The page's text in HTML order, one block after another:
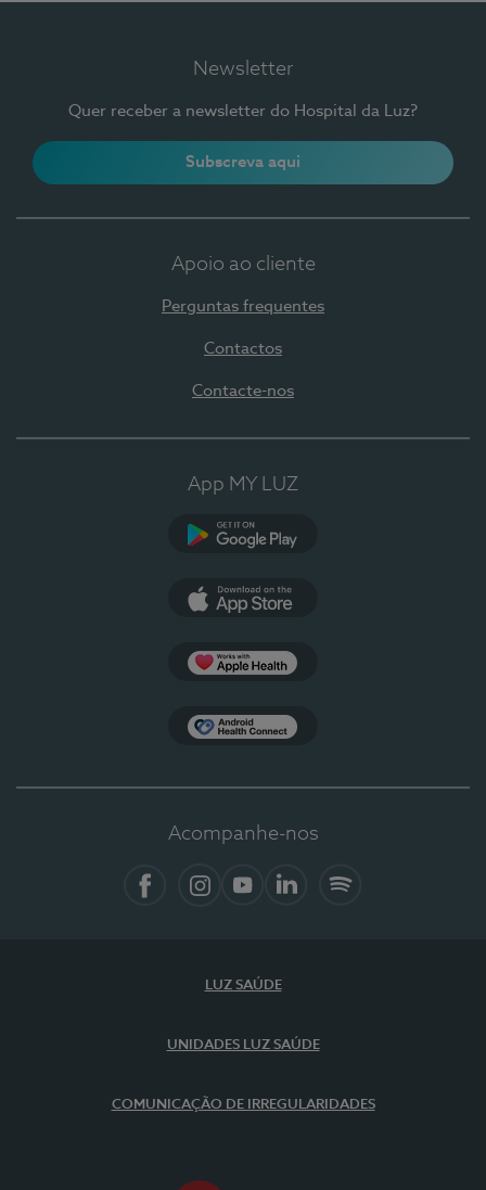
Newsletter
Quer receber a newsletter do Hospital da Luz?
Subscreva aqui
Apoio ao cliente
Perguntas frequentes
Contactos
Contacte-nos
App MY LUZ
Acompanhe-nos
LUZ SAÚDE
UNIDADES LUZ SAÚDE
COMUNICAÇÃO DE IRREGULARIDADES